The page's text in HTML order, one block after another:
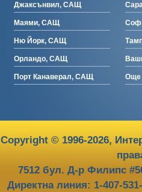
Джаксънвил, САЩ
Маями, САЩ
Ню Йорк, САЩ
Орландо, САЩ
Порт Канаверал, САЩ Още
Copyright © 1996-2026,
7512 бул. Д-р Филипс
Директна линия: 1-407-